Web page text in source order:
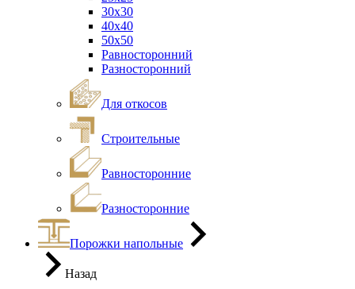
30х30
40х40
50х50
Равносторонний
Разносторонний
Для откосов
Строительные
Равносторонние
Разносторонние
Порожки напольные
Назад